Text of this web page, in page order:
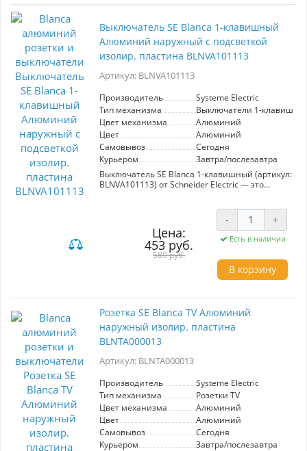
Выключатель SE Blanca 1-клавишный
Алюминий наружный с подсветкой
изолир. пластина BLNVA101113
Артикул: BLNVA101113
Производитель
Systeme Electric
Тип механизма
Выключатели 1-
Цвет механизма
Алюминий
Цвет
Алюминий
Самовывоз
Сегодня
Курьером
Завтра/послезавтра
Выключатель SE Blanca 1-клавишный (артикул:
BLNVA101113) от Schneider Electric — это
алюминиевом дизайне. Предназначенный
для работы в электрических сетях до 250В и на
ток до 10А, этот выключатель станет
надежным элементом управления
освещением в вашем доме или офисе.
Интересной особенностью модели является
наличие подсветки, что позволяет быстро его
совместим с большинством типов ламп,
обеспечивая универсальность в
использовании. Изолирующая пластина
гарантирует безопасность эксплуатации. Этот
элегантный и практичный выключатель от
производителя Systeme Electric идеально
впишется в любой интерьер, сочетая стиль и
качество.
Цена:
453 руб.
589 руб.
- +
Есть в наличии
В корзину
Розетка SE Blanca TV Алюминий
наружный изолир. пластина
BLNTA000013
Артикул: BLNTA000013
Производитель
Systeme Electric
Тип механизма
Розетки TV
Цвет механизма
Алюминий
Цвет
Алюминий
Самовывоз
Сегодня
Курьером
Завтра/послезавтра